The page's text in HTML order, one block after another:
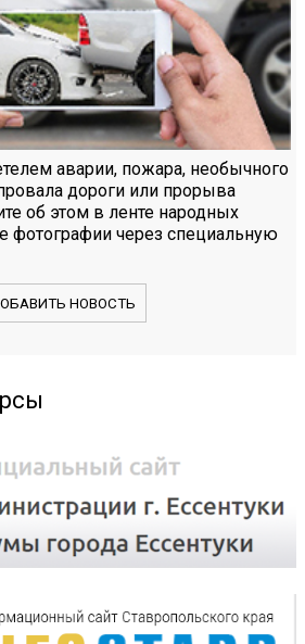
аварии, пожара, необычного
дороги или прорыва
об этом в ленте народных
фотографии через специальную
НОВОСТЬ